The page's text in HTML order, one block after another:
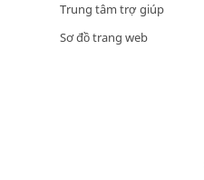
Trung tâm trợ giúp
Sơ đồ trang web